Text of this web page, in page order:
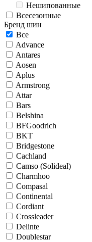
Нешипованные
Всесезонные
Бренд шин
Все
Advance
Antares
Aosen
Aplus
Armstrong
Attar
Bars
Belshina
BFGoodrich
BKT
Bridgestone
Cachland
Camso (Solideal)
Charmhoo
Compasal
Continental
Cordiant
Crossleader
Delinte
Doublestar